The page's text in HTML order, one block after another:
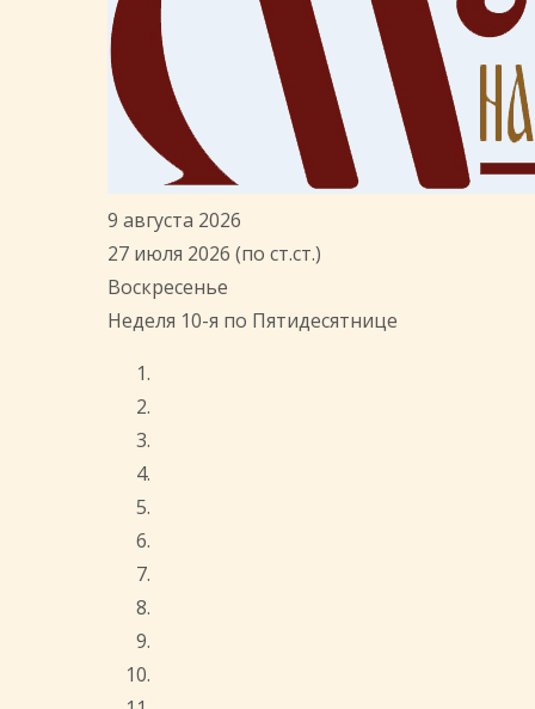
9 августа 2026
27 июля 2026 (по ст.ст.)
Воскресенье
Неделя 10-я по Пятидесятнице